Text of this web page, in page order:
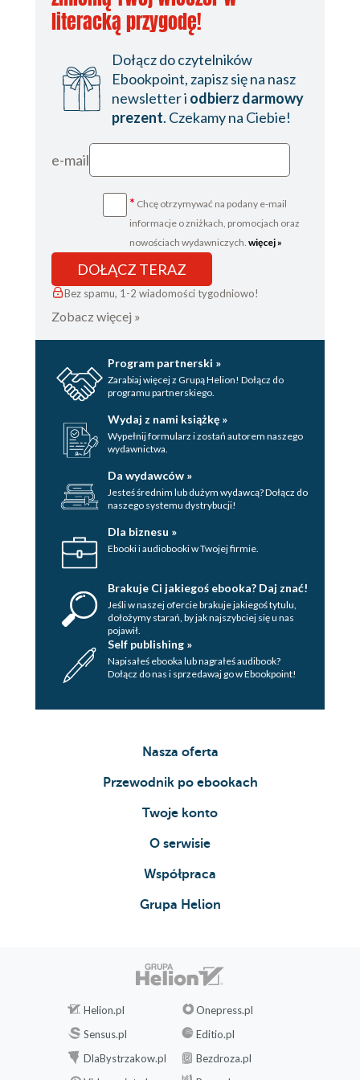
literacką przygodę!
Dołącz do czytelników
Ebookpoint, zapisz się na nasz
newsletter i odbierz darmowy
prezent. Czekamy na Ciebie!
e-mail
* Chcę otrzymywać na podany e-mail
informacje o zniżkach, promocjach oraz
nowościach wydawniczych. więcej »
DOŁĄCZ TERAZ
Bez spamu, 1-2 wiadomości tygodniowo!
Zobacz więcej »
Program partnerski »
Zarabiaj więcej z Grupą Helion! Dołącz do
programu partnerskiego.
Wydaj z nami książkę »
Wypełnij formularz i zostań autorem naszego
wydawnictwa.
Da wydawców »
Jesteś średnim lub dużym wydawcą? Dołącz do
naszego systemu dystrybucji!
Dla biznesu »
Ebooki i audiobooki w Twojej firmie.
Brakuje Ci jakiegoś ebooka? Daj znać!
Jeśli w naszej ofercie brakuje jakiegoś tytulu,
dołożymy starań, by jak najszybciej się u nas
pojawił.
Self publishing »
Napisałeś ebooka lub nagrałeś audibook?
Dołącz do nas i sprzedawaj go w Ebookpoint!
Nasza oferta
Przewodnik po ebookach
Twoje konto
O serwisie
Współpraca
Grupa Helion
Helion.pl
Onepress.pl
Sensus.pl
Editio.pl
DlaBystrzakow.pl
Bezdroza.pl